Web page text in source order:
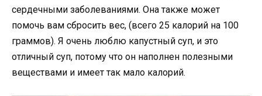
сердечными заболеваниями. Она также может
помочь вам сбросить вес, (всего 25 калорий на 100
граммов). Я очень люблю капустный суп, и это
отличный суп, потому что он наполнен полезными
веществами и имеет так мало калорий.